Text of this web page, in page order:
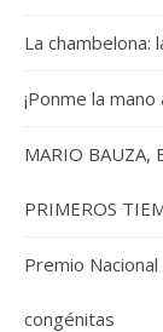
La chambelona:
¡Ponme la
MARIO BAUZA,
PRIMEROS
Premio
congénitas